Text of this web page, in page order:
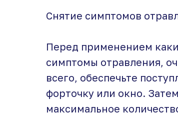
Снятие симптомов
Перед применением
симптомы отравления,
всего, обеспечьте
форточку или окно.
максимальное